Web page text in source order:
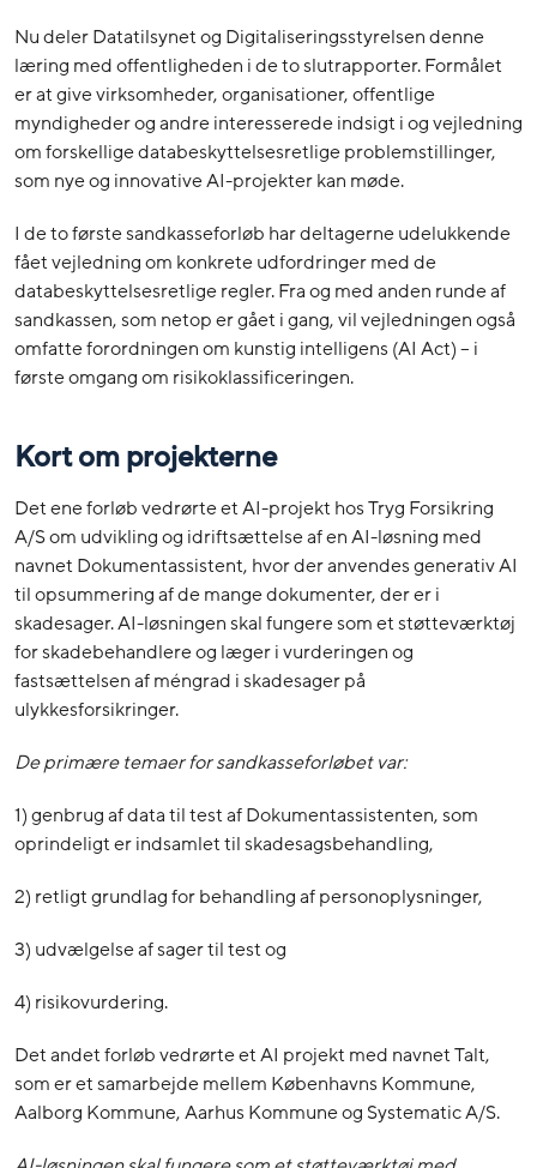
Nu deler Datatilsynet og Digitaliseringsstyrelsen denne
læring med offentligheden i de to slutrapporter. Formålet
er at give virksomheder, organisationer, offentlige
myndigheder og andre interesserede indsigt i og vejledning
om forskellige databeskyttelsesretlige problemstillinger,
som nye og innovative AI-projekter kan møde.
I de to første sandkasseforløb har deltagerne udelukkende
fået vejledning om konkrete udfordringer med de
databeskyttelsesretlige regler. Fra og med anden runde af
sandkassen, som netop er gået i gang, vil vejledningen også
omfatte forordningen om kunstig intelligens (AI Act) – i
første omgang om risikoklassificeringen.
Kort om projekterne
Det ene forløb vedrørte et AI-projekt hos Tryg Forsikring
A/S om udvikling og idriftsættelse af en AI-løsning med
navnet Dokumentassistent, hvor der anvendes generativ AI
til opsummering af de mange dokumenter, der er i
skadesager. AI-løsningen skal fungere som et støtteværktøj
for skadebehandlere og læger i vurderingen og
fastsættelsen af méngrad i skadesager på
ulykkesforsikringer.
De primære temaer for sandkasseforløbet var:
1) genbrug af data til test af Dokumentassistenten, som
oprindeligt er indsamlet til skadesagsbehandling,
2) retligt grundlag for behandling af personoplysninger,
3) udvælgelse af sager til test og
4) risikovurdering.
Det andet forløb vedrørte et AI projekt med navnet Talt,
som er et samarbejde mellem Københavns Kommune,
Aalborg Kommune, Aarhus Kommune og Systematic A/S.